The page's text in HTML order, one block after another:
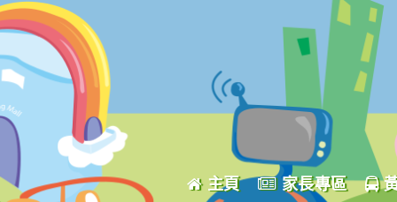
主頁 家長專區